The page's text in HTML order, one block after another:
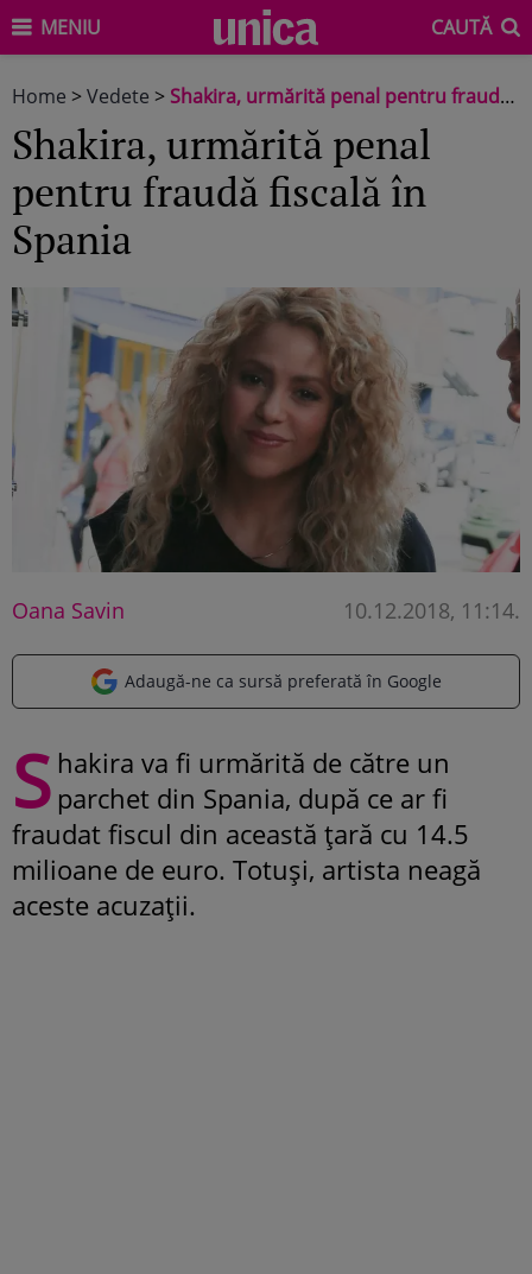
MENIU CAUTĂ
Home >Vedete > Shakira, urmărită penal pentru fraudă fiscală în Spania
Shakira, urmărită penal
pentru fraudă fiscală în
Spania
Oana Savin 10.12.2018, 11:14.
Adaugă-ne ca sursă preferată în Google
S hakira va fi urmărită de către un
parchet din Spania, după ce ar fi
fraudat fiscul din această țară cu 14.5
milioane de euro. Totuși, artista neagă
aceste acuzații.